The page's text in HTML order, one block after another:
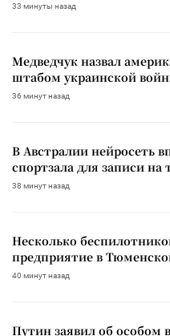
33 минуты назад
Медведчук назвал
штабом украинской
36 минут назад
В Австралии нейросеть
спортзала для записи на
38 минут назад
Несколько
предприятие в
40 минут назад
Путин заявил об особом